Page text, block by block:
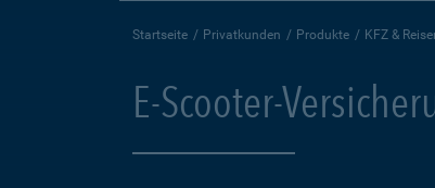
Startseite Privatkunden Produkte KFZ &
E-Scooter-